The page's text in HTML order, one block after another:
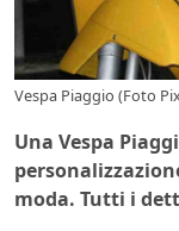
Vespa Piaggio (Foto
Una Vespa
moda. Tutti i